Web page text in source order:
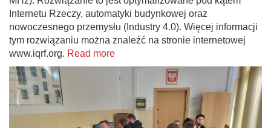
Internetu Rzeczy, automatyki budynkowej oraz
nowoczesnego przemysłu (Industry 4.0). Więcej informacji
tym rozwiązaniu można znaleźć na stronie internetowej
www.iqrf.org. Read more